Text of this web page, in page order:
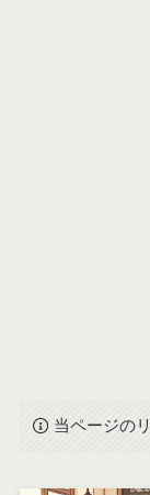
当ページの